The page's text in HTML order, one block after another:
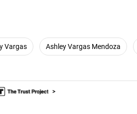
Vargas Ashley Vargas Mendoza